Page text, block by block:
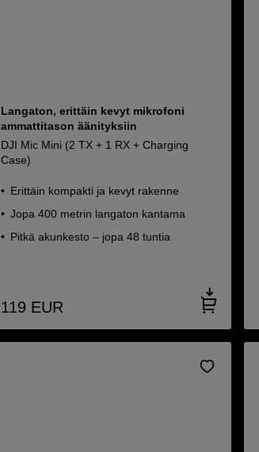
Langaton, erittäin kevyt mikrofoni
ammattitason äänityksiin
DJI Mic Mini (2 TX + 1 RX + Charging
Case)
Erittäin kompakti ja kevyt rakenne
Jopa 400 metrin langaton kantama
Pitkä akunkesto – jopa 48 tuntia
119 EUR